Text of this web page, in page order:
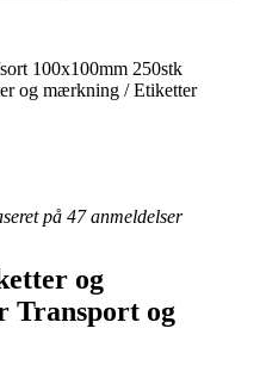
100x100mm 250stk
og mærkning / Etiketter
på 47anmeldelser
og
Transport og